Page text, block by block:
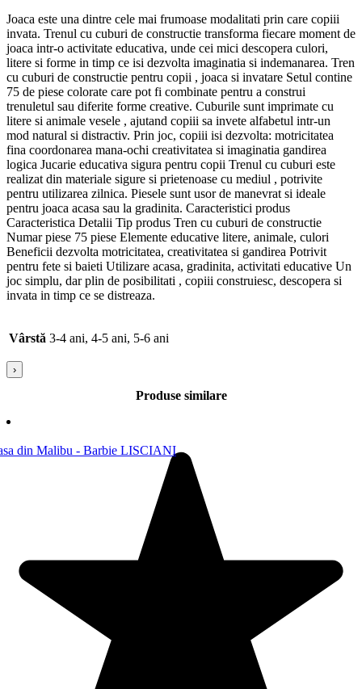
Joaca este una dintre cele mai frumoase modalitati prin care copiii
invata. Trenul cu cuburi de constructie transforma fiecare moment de
joaca intr-o activitate educativa, unde cei mici descopera culori,
litere si forme in timp ce isi dezvolta imaginatia si indemanarea. Tren
cu cuburi de constructie pentru copii , joaca si invatare Setul contine
75 de piese colorate care pot fi combinate pentru a construi
trenuletul sau diferite forme creative. Cuburile sunt imprimate cu
litere si animale vesele , ajutand copiii sa invete alfabetul intr-un
mod natural si distractiv. Prin joc, copiii isi dezvolta: motricitatea
fina coordonarea mana-ochi creativitatea si imaginatia gandirea
logica Jucarie educativa sigura pentru copii Trenul cu cuburi este
realizat din materiale sigure si prietenoase cu mediul , potrivite
pentru utilizarea zilnica. Piesele sunt usor de manevrat si ideale
pentru joaca acasa sau la gradinita. Caracteristici produs
Caracteristica Detalii Tip produs Tren cu cuburi de constructie
Numar piese 75 piese Elemente educative litere, animale, culori
Beneficii dezvolta motricitatea, creativitatea si gandirea Potrivit
pentru fete si baieti Utilizare acasa, gradinita, activitati educative Un
joc simplu, dar plin de posibilitati , copiii construiesc, descopera si
invata in timp ce se distreaza.
Vârstă 3-4 ani, 4-5 ani, 5-6 ani
›
Produse similare